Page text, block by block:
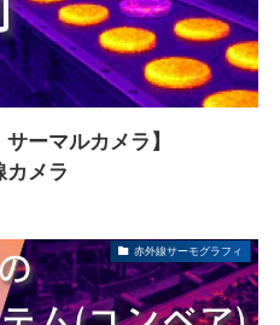
ーマルカメラ】
カメラ
赤外線サーモグラフィ